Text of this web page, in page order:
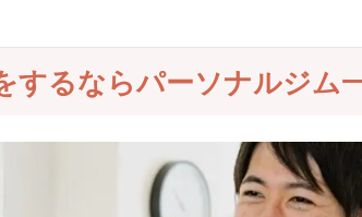
するならパーソナルジム